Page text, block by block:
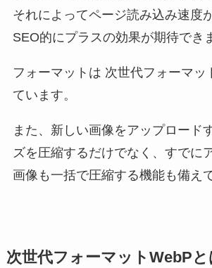
それによってページ読み込み速度
SEO的にプラスの効果が期待でき
フォーマットは 次世代フォーマッ
ています。
また、新しい画像をアップロード
ズを圧縮するだけでなく、すでに
画像も一括で圧縮する機能も備え
次世代フォーマットWebPと